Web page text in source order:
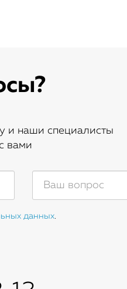
и наши специалисты
вами
данных.